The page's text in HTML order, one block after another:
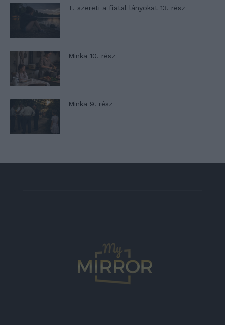
T. szereti a fiatal lányokat 13. rész
Minka 10. rész
Minka 9. rész